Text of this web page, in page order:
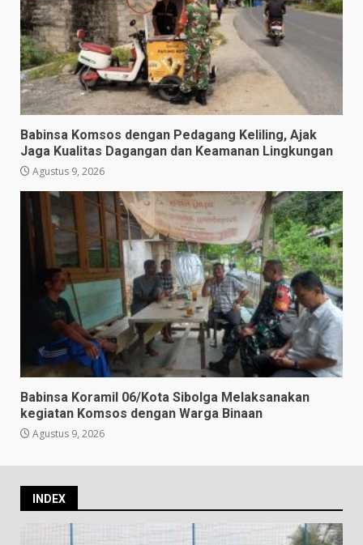
Babinsa Komsos dengan Pedagang Keliling, Ajak
Jaga Kualitas Dagangan dan Keamanan Lingkungan
Agustus 9, 2026
Babinsa Koramil 06/Kota Sibolga Melaksanakan
kegiatan Komsos dengan Warga Binaan
Agustus 9, 2026
INDEX